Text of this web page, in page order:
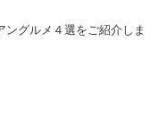
グルメ４選をご紹介しま